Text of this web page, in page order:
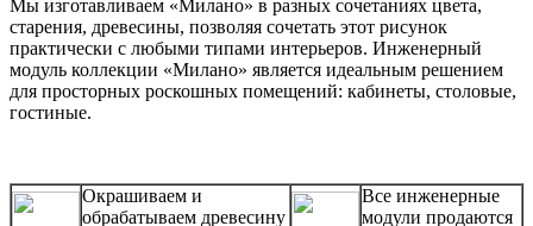
Мы изготавливаем «Милано» в разных сочетаниях цвета,
старения, древесины, позволяя сочетать этот рисунок
практически с любыми типами интерьеров. Инженерный
модуль коллекции «Милано» является идеальным решением
для просторных роскошных помещений: кабинеты, столовые,
гостиные.
Окрашиваем и
обрабатываем древесину
Все инженерные
модули продаются